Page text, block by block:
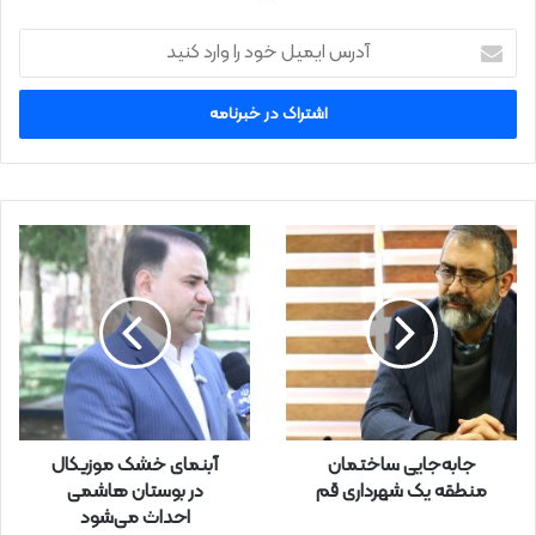
ر
ا
ی
ل
خ
و
و
ر
جابه‌جایی ساختمان
منطقه یک شهرداری قم
آبنمای خشک موزیکال
در بوستان هاشمی
احداث می‌شود